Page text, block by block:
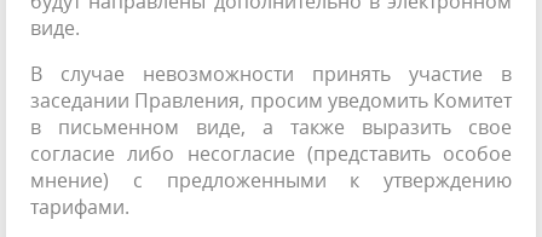
виде.
В случае невозможности принять участие в
заседании Правления, просим уведомить Комитет
в письменном виде, а также выразить свое
согласие либо несогласие (представить особое
мнение) с предложенными к утверждению
тарифами.